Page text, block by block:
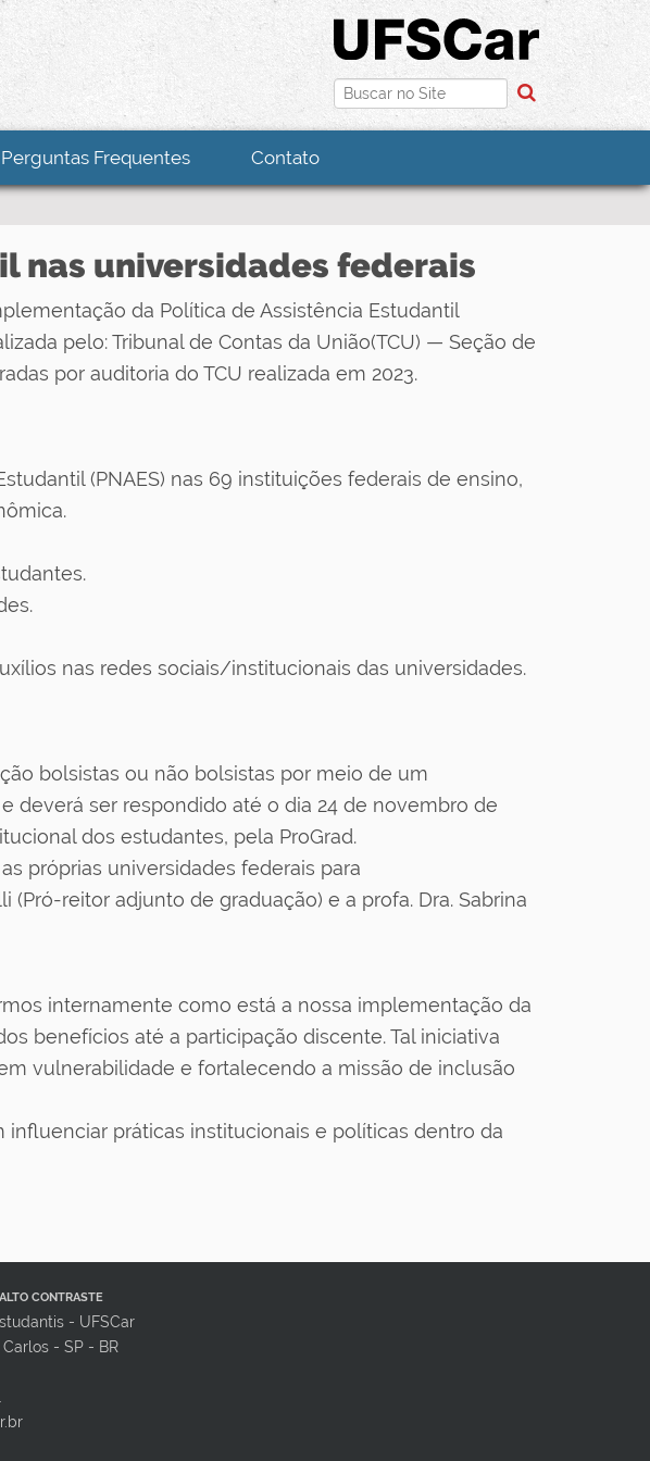
Busca
Busca Avançada…
Perguntas Frequentes Contato
nas universidades federais
da Política de Assistência Estudantil
pelo: Tribunal de Contas da União(TCU) — Seção de
por auditoria do TCU realizada em 2023.
(PNAES) nas 69 instituições federais de ensino,
nas redes sociais/institucionais das universidades.
bolsistas ou não bolsistas por meio de um
deverá ser respondido até o dia 24 de novembro de
dos estudantes, pela ProGrad.
próprias universidades federais para
reitor adjunto de graduação) e a profa. Dra. Sabrina
internamente como está a nossa implementação da
benefícios até a participação discente. Tal iniciativa
vulnerabilidade e fortalecendo a missão de inclusão
práticas institucionais e políticas dentro da
ALTO CONTRASTE
- UFSCar
- SP - BR